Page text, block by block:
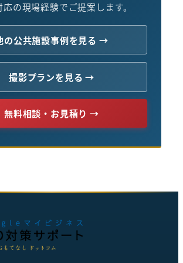
の現場経験でご提案します。
の公共施設事例を見る →
撮影プランを見る →
無料相談・お見積り →